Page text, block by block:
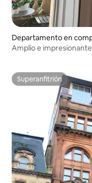
Departamento en
w
Amplio e
Superanfitrión
Superanfitrión